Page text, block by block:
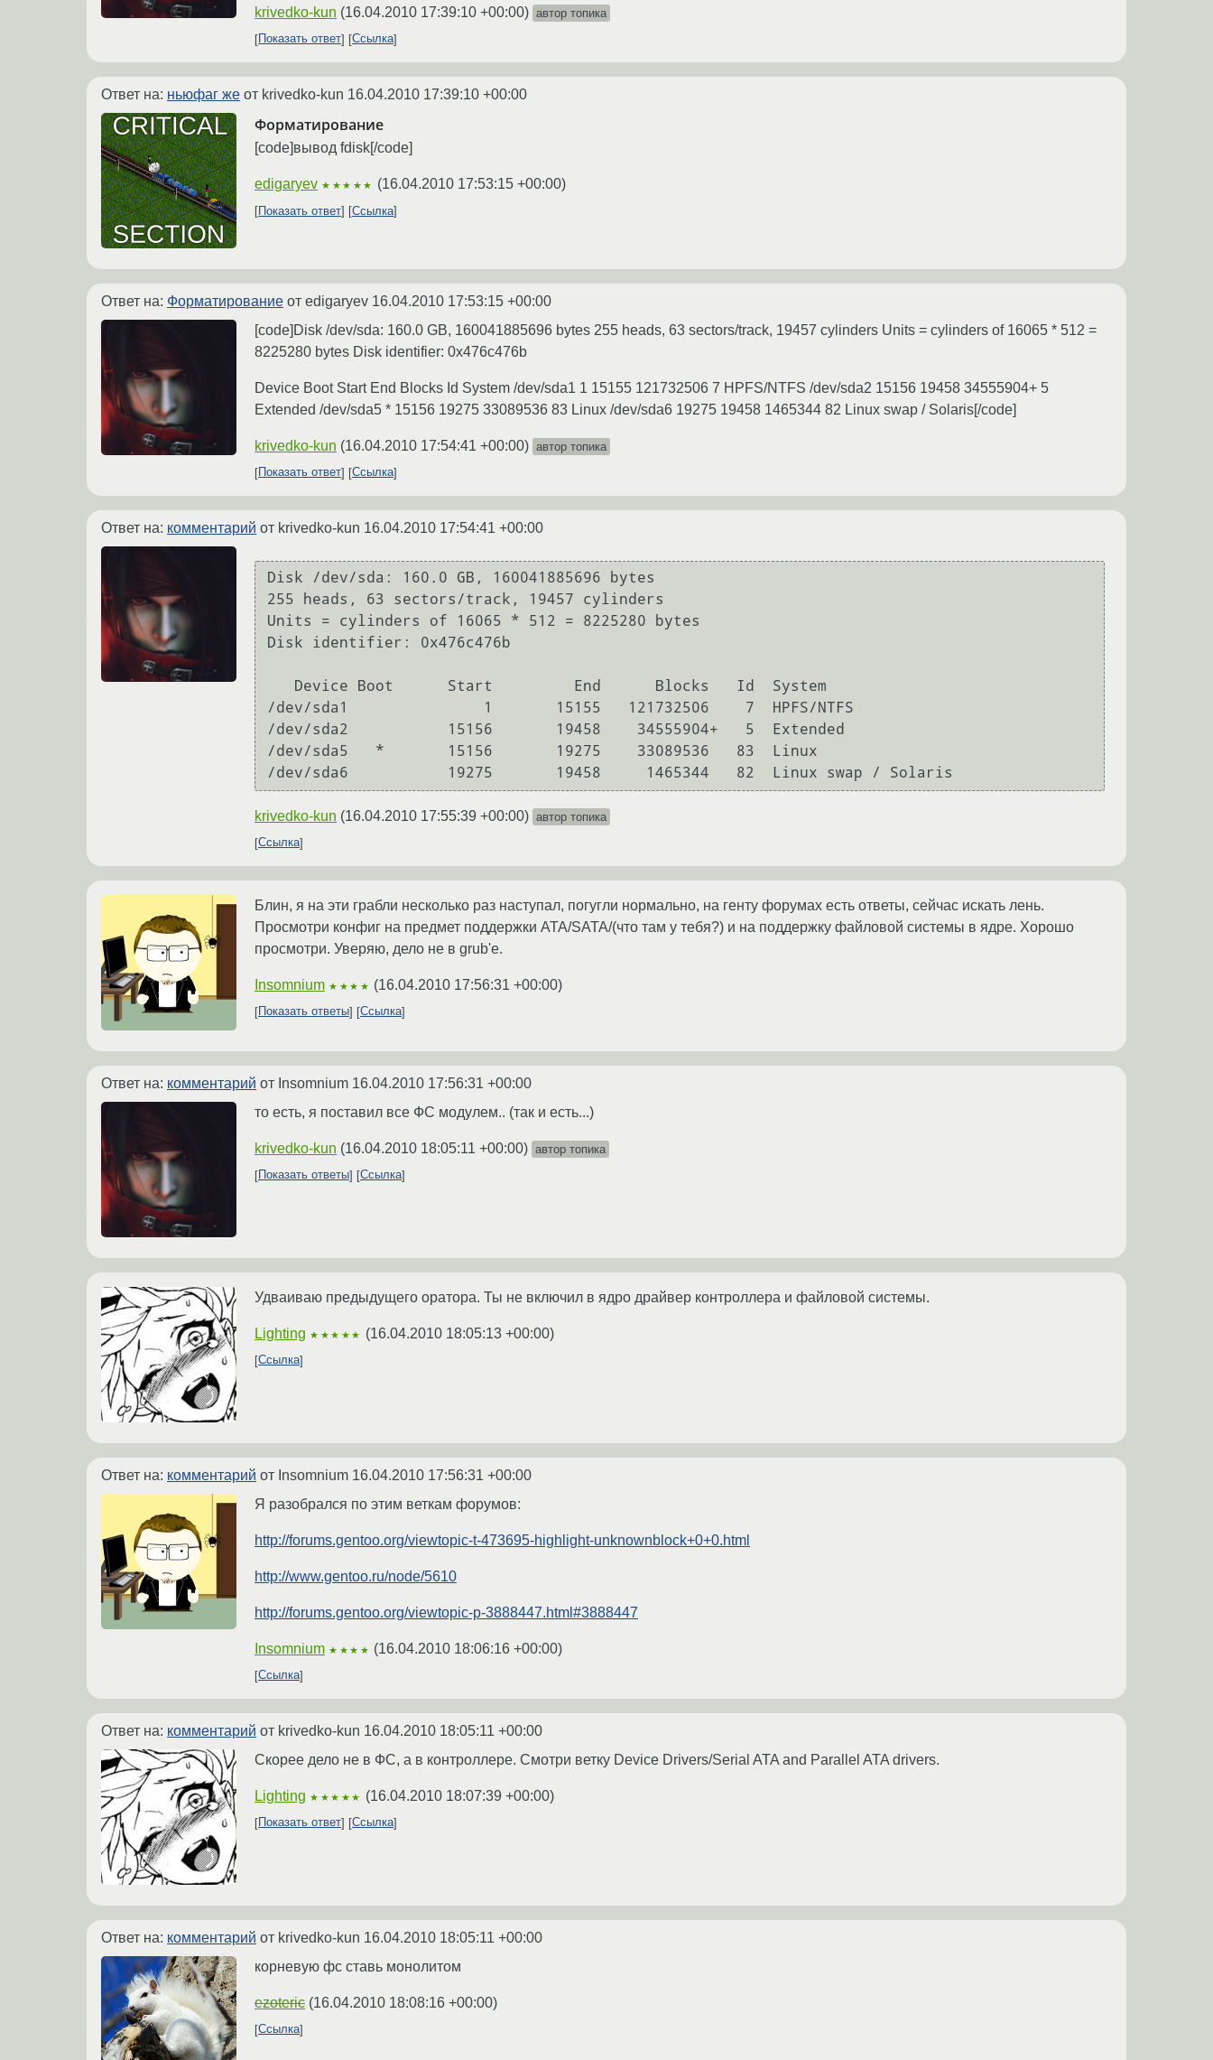
krivedko-kun (16.04.2010 17:39:10 +00:00) автор топика
Показать ответ
Ссылка
Ответ на: ньюфаг же от krivedko-kun 16.04.2010 17:39:10 +00:00
Форматирование
[code]вывод fdisk[/code]
edigaryev ★★★★★ (16.04.2010 17:53:15 +00:00)
Показать ответ Ссылка
Ответ на: Форматирование от edigaryev 16.04.2010 17:53:15 +00:00
[code]Disk /dev/sda: 160.0 GB, 160041885696 bytes 255 heads, 63 sectors/track, 19457 cylinders Units = cylinders of 16065 * 512 =
8225280 bytes Disk identifier: 0x476c476b
Device Boot Start End Blocks Id System /dev/sda1 1 15155 121732506 7 HPFS/NTFS /dev/sda2 15156 19458 34555904+ 5
Extended /dev/sda5 * 15156 19275 33089536 83 Linux /dev/sda6 19275 19458 1465344 82 Linux swap / Solaris[/code]
krivedko-kun (16.04.2010 17:54:41 +00:00) автор топика
Показать ответ
Ссылка
Ответ на: комментарий от krivedko-kun 16.04.2010 17:54:41 +00:00
Disk /dev/sda: 160.0 GB, 160041885696 bytes
255 heads, 63 sectors/track, 19457 cylinders
Units = cylinders of 16065 * 512 = 8225280 bytes
Disk identifier: 0x476c476b
/dev/sda1               1       15155   121732506    7  HPFS/NTFS
/dev/sda2           15156       19458    34555904+   5  Extended
/dev/sda5   *       15156       19275    33089536   83  Linux
krivedko-kun (16.04.2010 17:55:39 +00:00) автор топика
Ссылка
Блин, я на эти грабли несколько раз наступал, погугли нормально, на генту форумах есть ответы, сейчас искать лень.
Просмотри конфиг на предмет поддержки ATA/SATA/(что там у тебя?) и на поддержку файловой системы в ядре. Хорошо
просмотри. Уверяю, дело не в grub'е.
Insomnium ★★★★ (16.04.2010 17:56:31 +00:00)
Показать ответы Ссылка
Ответ на: комментарий от Insomnium 16.04.2010 17:56:31 +00:00
то есть, я поставил все ФС модулем.. (так и есть...)
krivedko-kun (16.04.2010 18:05:11 +00:00) автор топика
Показать ответы
Ссылка
Удваиваю предыдущего оратора. Ты не включил в ядро драйвер контроллера и файловой системы.
Lighting ★★★★★ (16.04.2010 18:05:13 +00:00)
Ссылка
Ответ на: комментарий от Insomnium 16.04.2010 17:56:31 +00:00
Я разобрался по этим веткам форумов:
http://forums.gentoo.org/viewtopic-t-473695-highlight-unknownblock+0+0.html
http://www.gentoo.ru/node/5610
http://forums.gentoo.org/viewtopic-p-3888447.html#3888447
Insomnium ★★★★ (16.04.2010 18:06:16 +00:00)
Ссылка
Ответ на: комментарий от krivedko-kun 16.04.2010 18:05:11 +00:00
Скорее дело не в ФС, а в контроллере. Смотри ветку Device Drivers/Serial ATA and Parallel ATA drivers.
Lighting ★★★★★ (16.04.2010 18:07:39 +00:00)
Показать ответ Ссылка
Ответ на: комментарий от krivedko-kun 16.04.2010 18:05:11 +00:00
корневую фс ставь монолитом
ezoteric (16.04.2010 18:08:16 +00:00)
Ссылка